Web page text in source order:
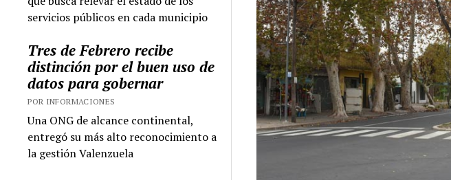
servicios públicos en cada municipio
Tres de Febrero recibe
distinción por el buen uso de
datos para gobernar
POR INFORMACIONES
Una ONG de alcance continental,
entregó su más alto reconocimiento a
la gestión Valenzuela